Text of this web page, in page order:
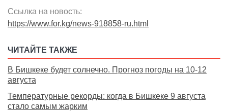
Ссылка на новость:
https://www.for.kg/news-918858-ru.html
ЧИТАЙТЕ ТАКЖЕ
В Бишкеке будет солнечно. Прогноз погоды на 10-12
августа
Температурные рекорды: когда в Бишкеке 9 августа
стало самым жарким